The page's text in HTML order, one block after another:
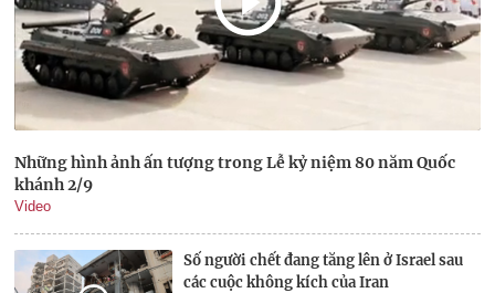
Những hình ảnh ấn tượng trong Lễ kỷ niệm 80 năm Quốc
khánh 2/9
Video
Số người chết đang tăng lên ở Israel sau
các cuộc không kích của Iran